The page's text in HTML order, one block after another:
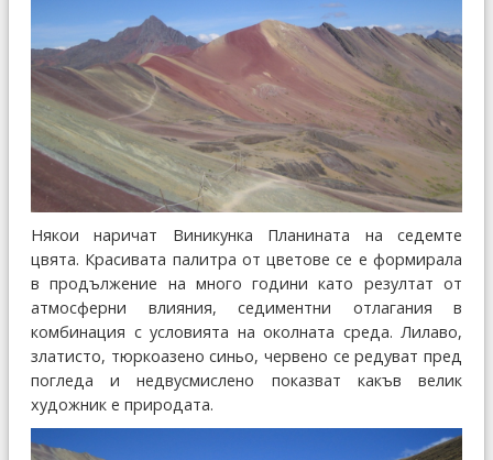
Някои наричат Виникунка Планината на седемте
цвята. Красивата палитра от цветове се е формирала
в продължение на много години като резултат от
атмосферни влияния, седиментни отлагания в
комбинация с условията на околната среда. Лилаво,
златисто, тюркоазено синьо, червено се редуват пред
погледа и недвусмислено показват какъв велик
художник е природата.